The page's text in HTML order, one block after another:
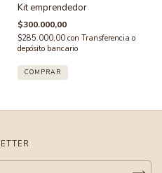
Kit emprendedor
$300.000,00
$285.000,00 con Transferencia o
depósito bancario